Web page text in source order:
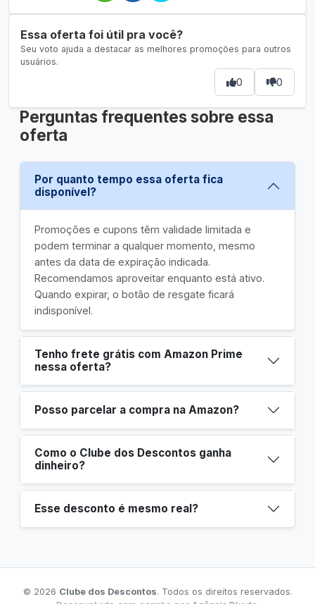
Essa oferta foi útil pra você?
Seu voto ajuda a destacar as melhores promoções para outros
usuários.
0 0
Perguntas frequentes sobre essa
oferta
Por quanto tempo essa oferta fica
disponível?
Promoções e cupons têm validade limitada e
podem terminar a qualquer momento, mesmo
antes da data de expiração indicada.
Recomendamos aproveitar enquanto está ativo.
Quando expirar, o botão de resgate ficará
indisponível.
Tenho frete grátis com Amazon Prime
nessa oferta?
Posso parcelar a compra na Amazon?
Como o Clube dos Descontos ganha
dinheiro?
Esse desconto é mesmo real?
© 2026 Clube dos Descontos. Todos os direitos reservados.